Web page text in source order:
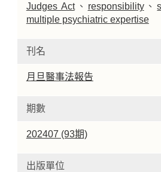
Judges Act、 responsibility、
multiple psychiatric expertise
刊名
月旦醫事法報告
期數
202407 (93期)
出版單位